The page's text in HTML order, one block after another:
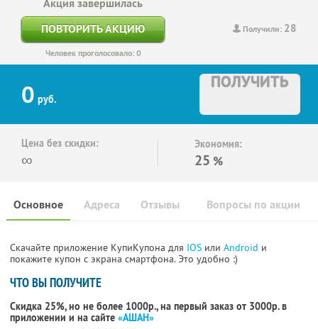
Получили: 28
Акция завершилась
ПОВТОРИТЬ АКЦИЮ
Человек проголосовало: 0
0 руб.
ПОЛУЧИТЬ
Цена без скидки:
∞
Экономия:
25 %
Основное Отзывы Вопросы по акции
Адреса
Скачайте приложение КупиКупона для IOS или Android и
покажите купон с экрана смартфона. Это удобно :)
ЧТО ВЫ ПОЛУЧИТЕ
Скидка 25%, но не более 1000р., на первый заказ от 3000р. в
приложении и на сайте «АШАН»